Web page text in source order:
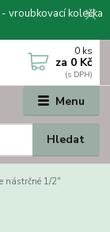
vroubkovací kolečka
Menu
Hledat
0 ks
za 0 Kč
nástrčné 1/2"